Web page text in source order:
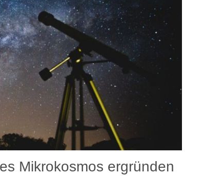
Mikrokosmos ergründen